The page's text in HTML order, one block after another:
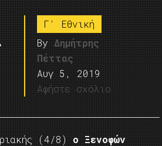
Γ' Εθνική
By Δημήτρης
Πέττας
Αυγ 5, 2019
Αφήστε σχόλιο
(4/8) ο Ξενοφών